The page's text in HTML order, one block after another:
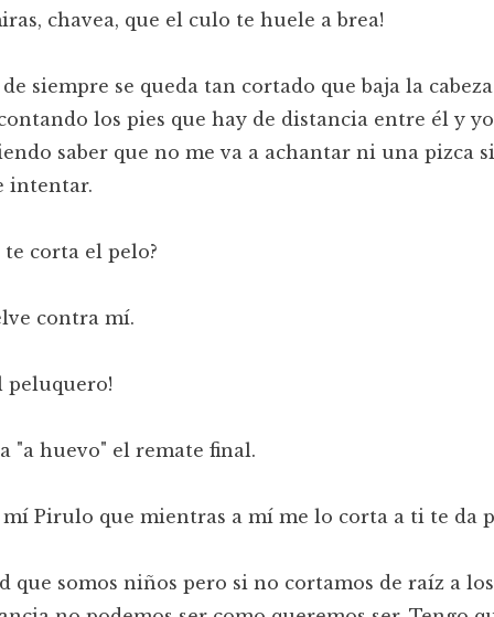
chavea, que el culo te huele a brea!
siempre se queda tan cortado que baja la
los pies que hay de distancia entre él y
saber que no me va a achantar ni una pizca
intentar.
te corta el pelo?
contra mí.
peluquero!
"a huevo" el remate final.
mí Pirulo que mientras a mí me lo corta a ti te da
que somos niños pero si no cortamos de raíz a